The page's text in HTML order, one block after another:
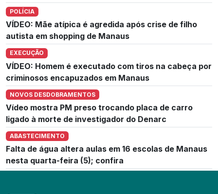
POLÍCIA
VÍDEO: Mãe atípica é agredida após crise de filho
autista em shopping de Manaus
EXECUÇÃO
VÍDEO: Homem é executado com tiros na cabeça por
criminosos encapuzados em Manaus
NOVOS DESDOBRAMENTOS
Vídeo mostra PM preso trocando placa de carro
ligado à morte de investigador do Denarc
ABASTECIMENTO
Falta de água altera aulas em 16 escolas de Manaus
nesta quarta-feira (5); confira